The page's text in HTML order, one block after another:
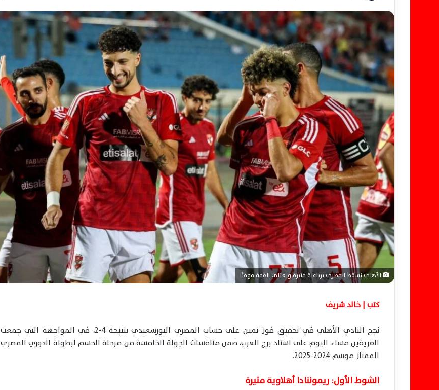
س
ل
ب
ر
ي
د
ا
إ
ل
ك
ر
و
ن
ي
ا
الأهلي يُسقط المصري برباعية مثيرة ويعتلي القمة مؤقتًا
كتب | خالد شريف
نجح النادي الأهلي في تحقيق فوز ثمين على حساب المصري البورسعيدي بنتيجة 4-2، في المواجهة التي جمعت
الفريقين مساء اليوم على استاد برج العرب، ضمن منافسات الجولة الخامسة من مرحلة الحسم لبطولة الدوري المصري
الممتاز موسم 2024-2025.
الشوط الأول: ريمونتادا أهلاوية مثيرة